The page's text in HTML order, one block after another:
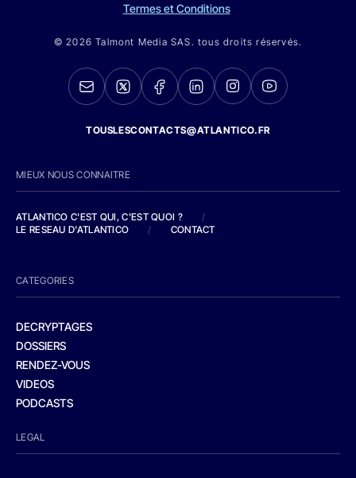
Termes et Conditions
© 2026 Talmont Media SAS. tous droits réservés.
TOUSLESCONTACTS@ATLANTICO.FR
MIEUX NOUS CONNAITRE
ATLANTICO C'EST QUI, C'EST QUOI ?
/
LE RESEAU D'ATLANTICO
/ CONTACT
CATEGORIES
DECRYPTAGES
DOSSIERS
RENDEZ-VOUS
VIDEOS
PODCASTS
LEGAL